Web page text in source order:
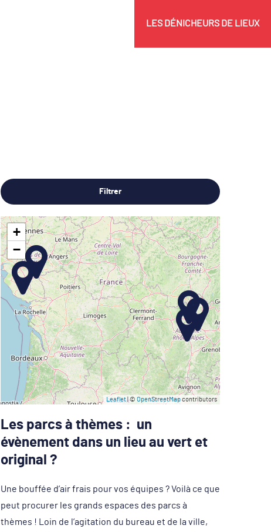
LES DÉNICHEURS DE LIEUX
Filtrer
+
−
Leaflet| © OpenStreetMapcontributors
Les parcs à thèmes : un
évènement dans un lieu au vert et
original ?
Une bouffée d’air frais pour vos équipes ? Voilà ce que
peut procurer les grands espaces des parcs à
thèmes ! Loin de l’agitation du bureau et de la ville,